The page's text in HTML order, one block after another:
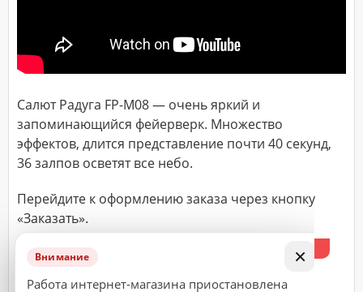
×
Внимание
Работа интернет-магазина приостановлена
Салют Радуга FP-M08 — очень яркий и
запоминающийся фейерверк. Множество
эффектов, длится представление почти 40 секунд,
36 залпов осветят все небо.
Перейдите к оформлению заказа через кнопку
«Заказать».
ДОСТАВКА
улица,
квартира),
время
доставки*
ВАЖНО!
считается
принятым